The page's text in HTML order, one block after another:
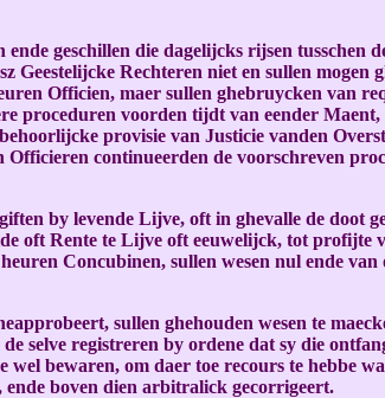
geschillen die dagelijcks rijsen tusschen
Geestelijcke Rechteren niet en sullen
Officien, maer sullen ghebruycken van
proceduren voorden tijdt van eender
provisie van Justicie vanden
Officieren continueerden de voorschreven
by levende Lijve, oft in ghevalle de
oft Rente te Lijve oft eeuwelijck, tot
Concubinen, sullen wesen nul ende
sullen ghehouden wesen te
selve registreren by ordene dat sy die
wel bewaren, om daer toe recours te hebbe
ende boven dien arbitralick gecorrigeert.